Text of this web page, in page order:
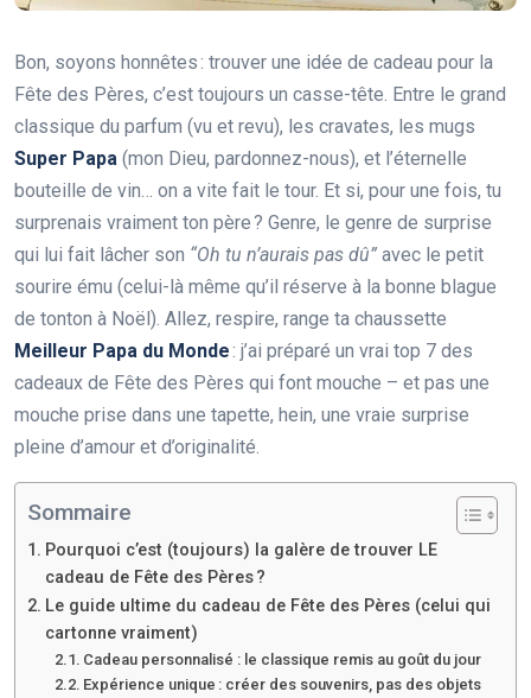
Bon, soyons honnêtes : trouver une idée de cadeau pour la
Fête des Pères, c’est toujours un casse-tête. Entre le grand
classique du parfum (vu et revu), les cravates, les mugs
Super Papa (mon Dieu, pardonnez-nous), et l’éternelle
bouteille de vin… on a vite fait le tour. Et si, pour une fois, tu
surprenais vraiment ton père ? Genre, le genre de surprise
qui lui fait lâcher son “Oh tu n’aurais pas dû” avec le petit
sourire ému (celui-là même qu’il réserve à la bonne blague
de tonton à Noël). Allez, respire, range ta chaussette
Meilleur Papa du Monde: j’ai préparé un vrai top 7 des
cadeaux de Fête des Pères qui font mouche – et pas une
mouche prise dans une tapette, hein, une vraie surprise
pleine d’amour et d’originalité.
Sommaire
Pourquoi c’est (toujours) la galère de trouver LE
cadeau de Fête des Pères ?
Le guide ultime du cadeau de Fête des Pères (celui qui
cartonne vraiment)
Cadeau personnalisé : le classique remis au goût du jour
Expérience unique : créer des souvenirs, pas des objets